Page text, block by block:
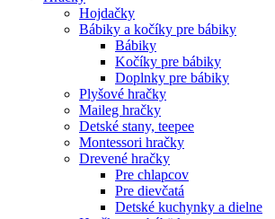
Hojdačky
Bábiky a kočíky pre bábiky
Bábiky
Kočíky pre bábiky
Doplnky pre bábiky
Plyšové hračky
Maileg hračky
Detské stany, teepee
Montessori hračky
Drevené hračky
Pre chlapcov
Pre dievčatá
Detské kuchynky a dielne